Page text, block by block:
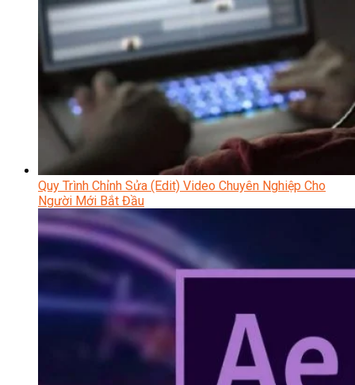
Quy Trình Chỉnh Sửa (Edit) Video Chuyên Nghiệp Cho
Người Mới Bắt Đầu